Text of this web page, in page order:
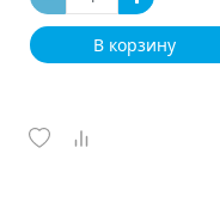
В корзину